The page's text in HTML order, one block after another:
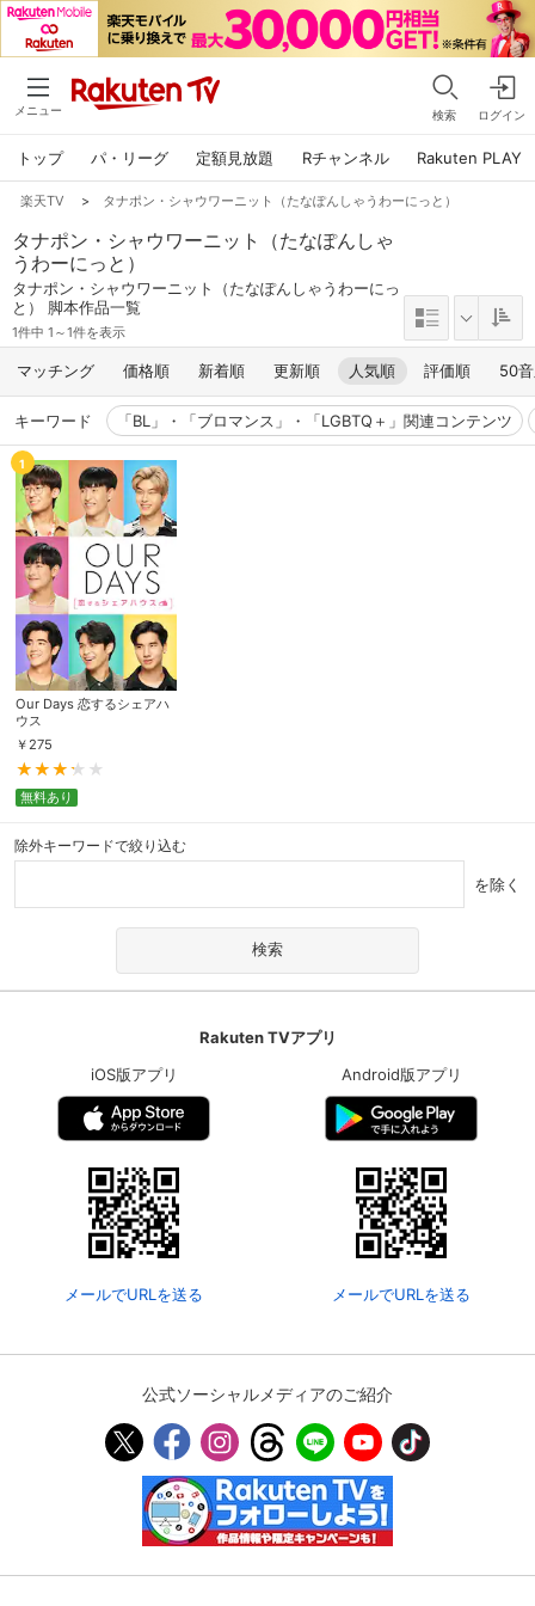
メニュー 検索 ログイン
トップ パ・リーグ 定額見放題 Rチャンネル Rakuten PLAY
楽天TV > タナポン・シャウワーニット（たなぽんしゃうわーにっと）
タナポン・シャウワーニット（たなぽんしゃ
うわーにっと）
タナポン・シャウワーニット（たなぽんしゃうわーにっ
と） 脚本作品一覧
1件中 1～1件を表示
マッチング 価格順 新着順 更新順 人気順 評価順 50
キーワード 「BL」・「ブロマンス」・「LGBTQ＋」関連コンテンツ
1
Our Days 恋するシェアハ
ウス
￥ 275
無料あり
除外キーワードで絞り込む
を除く
Rakuten TVアプリ
iOS版アプリ
メールでURLを送る
Android版アプリ
メールでURLを送る
公式ソーシャルメディアのご紹介